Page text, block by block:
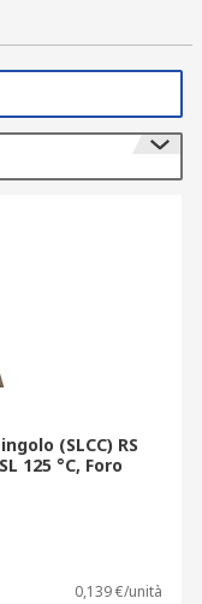
strato di
multipli.
di
marchi del
AVX e,
in due
2.
stabili,
tra le
dotati di
(SLCC) RS
125 °C, Foro
0,139 €/unità